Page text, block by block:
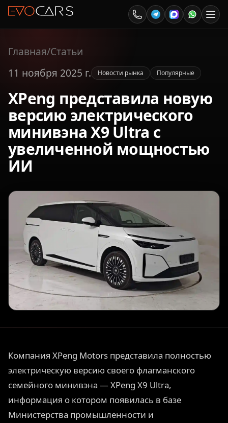
Главная/Статьи
11 ноября 2025 г.
Новости рынка Популярные
XPeng представила новую
версию электрического
минивэна X9 Ultra с
увеличенной мощностью
ИИ
Компания XPeng Motors представила полностью
электрическую версию своего флагманского
семейного минивэна — XPeng X9 Ultra,
информация о котором появилась в базе
Министерства промышленности и